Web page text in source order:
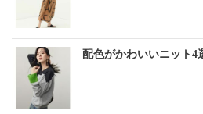
配色がかわいいニット4